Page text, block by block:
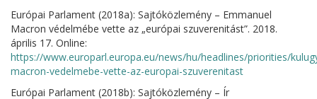
Európai Parlament (2018a): Sajtóközlemény – Emmanuel
Macron védelmébe vette az „európai szuverenitást”. 2018.
április 17. Online:
https://www.europarl.europa.eu/news/hu/headlines/priorities/
macron-vedelmebe-vette-az-europai-szuverenitast
Európai Parlament (2018b): Sajtóközlemény – Ír